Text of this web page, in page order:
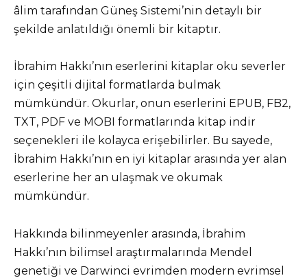
âlim tarafından Güneş Sistemi’nin detaylı bir
şekilde anlatıldığı önemli bir kitaptır.
İbrahim Hakkı’nın eserlerini kitaplar oku severler
için çeşitli dijital formatlarda bulmak
mümkündür. Okurlar, onun eserlerini EPUB, FB2,
TXT, PDF ve MOBI formatlarında kitap indir
seçenekleri ile kolayca erişebilirler. Bu sayede,
İbrahim Hakkı’nın en iyi kitaplar arasında yer alan
eserlerine her an ulaşmak ve okumak
mümkündür.
Hakkında bilinmeyenler arasında, İbrahim
Hakkı’nın bilimsel araştırmalarında Mendel
genetiği ve Darwinci evrimden modern evrimsel